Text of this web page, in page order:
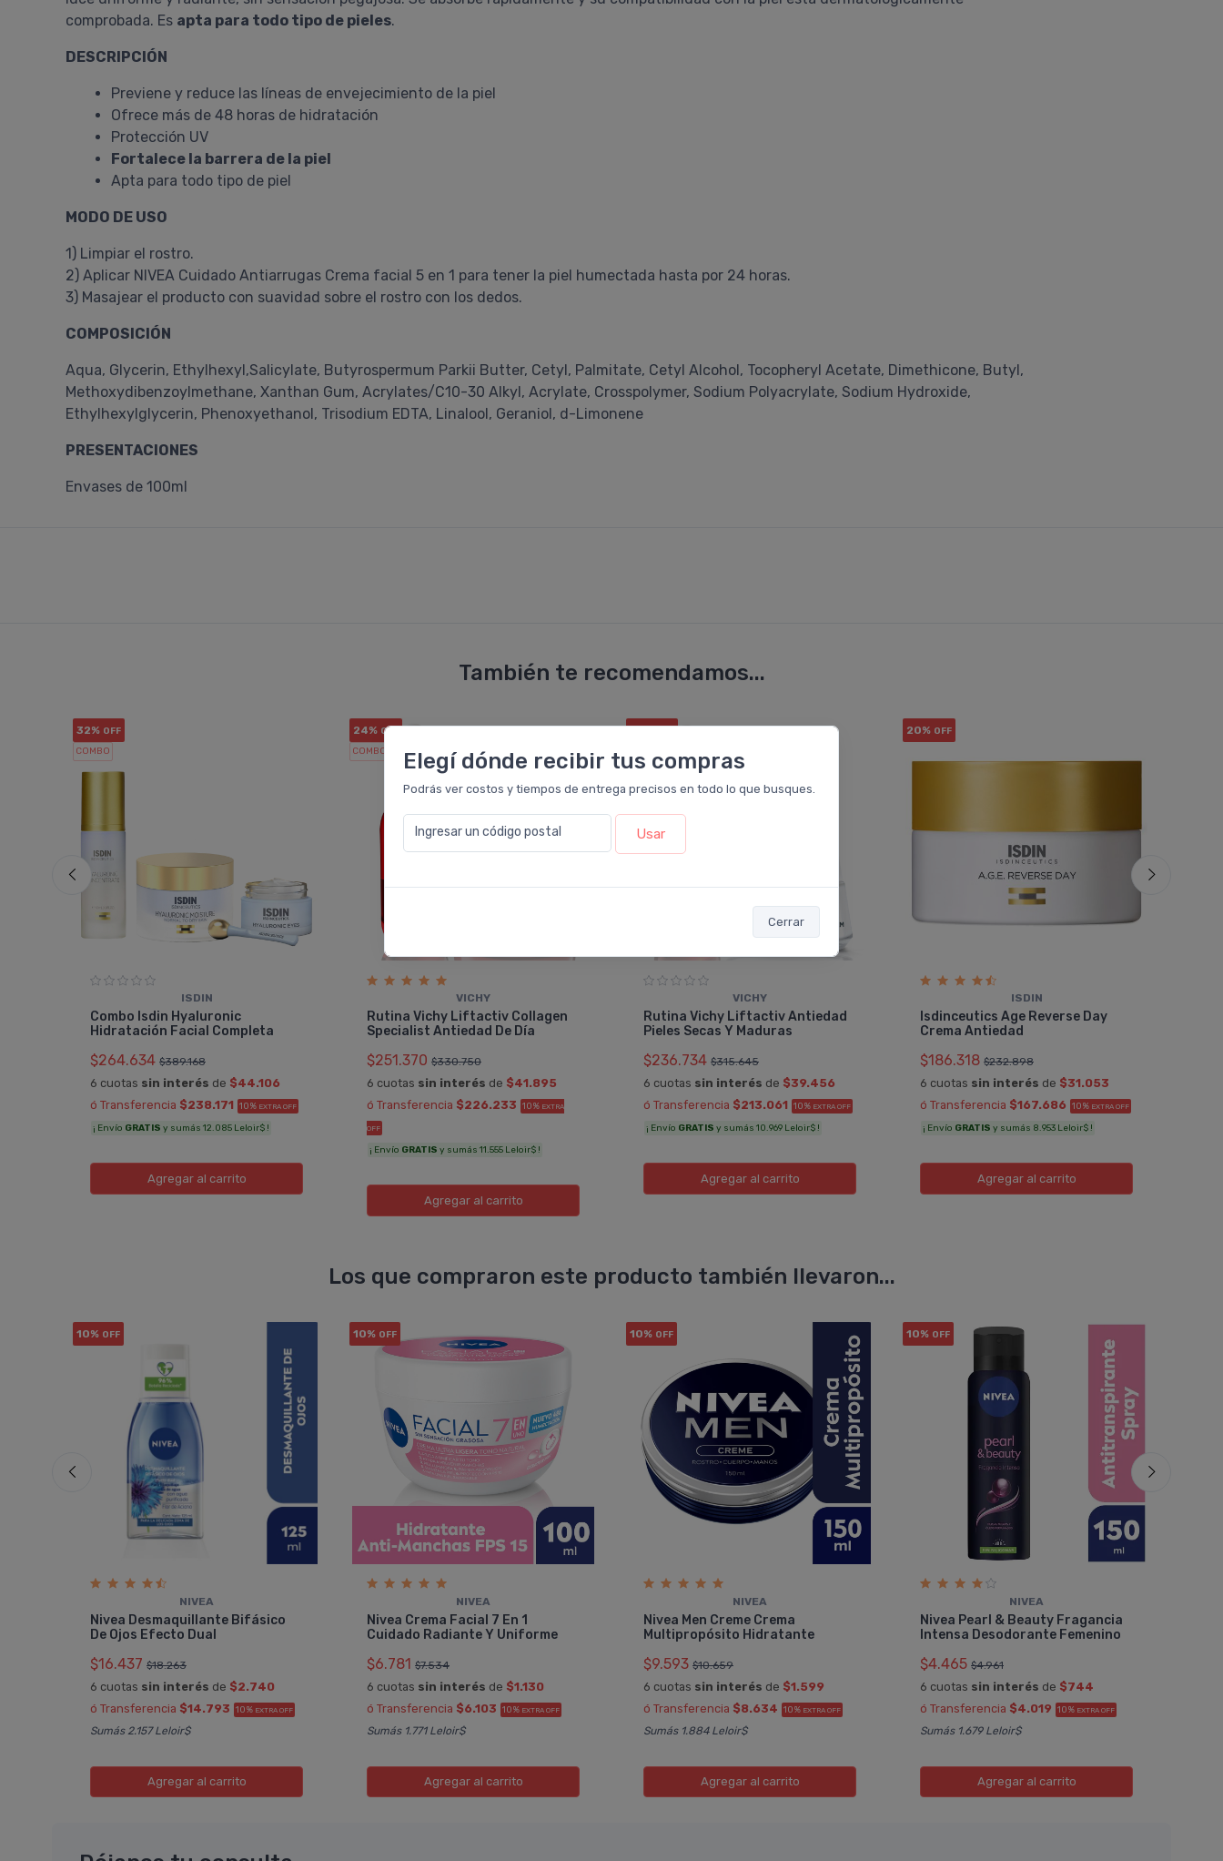
Elegí dónde recibir tus compras
Podrás ver costos y tiempos de entrega precisos en todo lo que busques.
Ingresar un código postal Usar
Cerrar
comprobada. Es apta para todo tipo de pieles.
DESCRIPCIÓN
Previene y reduce las líneas de envejecimiento de la piel
Ofrece más de 48 horas de hidratación
Protección UV
Fortalece la barrera de la piel
Apta para todo tipo de piel
MODO DE USO
1) Limpiar el rostro.
2) Aplicar NIVEA Cuidado Antiarrugas Crema facial 5 en 1 para tener la piel humectada hasta por 24 horas.
3) Masajear el producto con suavidad sobre el rostro con los dedos.
COMPOSICIÓN
Aqua, Glycerin, Ethylhexyl,Salicylate, Butyrospermum Parkii Butter, Cetyl, Palmitate, Cetyl Alcohol, Tocopheryl Acetate, Dimethicone, Butyl,
Methoxydibenzoylmethane, Xanthan Gum, Acrylates/C10-30 Alkyl, Acrylate, Crosspolymer, Sodium Polyacrylate, Sodium Hydroxide,
Ethylhexylglycerin, Phenoxyethanol, Trisodium EDTA, Linalool, Geraniol, d-Limonene
PRESENTACIONES
Envases de 100ml
También te recomendamos...
32% OFF
COMBO
ISDIN
Combo Isdin Hyaluronic
Hidratación Facial Completa
$264.634 $389.168
6 cuotas sin interés de $44.106
ó Transferencia $238.171 10% EXTRA OFF
¡ Envío GRATIS y sumás 12.085 Leloir$ !
Agregaral carrito
24% OFF
COMBO
VICHY
Rutina Vichy Liftactiv Collagen
Specialist Antiedad De Día
$251.370 $330.750
6 cuotas sin interés de $41.895
ó Transferencia $226.233 10% EXTRA
OFF
¡ Envío GRATIS y sumás 11.555 Leloir$ !
Agregaral carrito
25%
VICHY
Rutina Vichy Liftactiv Antiedad
Pieles Secas Y Maduras
$236.734 $315.645
6 cuotas sin interés de $39.456
ó Transferencia $213.061 10% EXTRA OFF
¡ Envío GRATIS y sumás 10.969 Leloir$ !
Agregaral carrito
20% OFF
ISDIN
Isdinceutics Age Reverse Day
Crema Antiedad
$186.318 $232.898
6 cuotas sin interés de $31.053
ó Transferencia $167.686 10% EXTRA OFF
¡ Envío GRATIS y sumás 8.953 Leloir$ !
Agregaral carrito
Los que compraron este producto también llevaron...
10% OFF
NIVEA
Nivea Desmaquillante Bifásico
De Ojos Efecto Dual
$16.437 $18.263
6 cuotas sin interés de $2.740
ó Transferencia $14.793 10% EXTRA OFF
Sumás 2.157 Leloir$
Agregaral carrito
10% OFF
NIVEA
Nivea Crema Facial 7 En 1
Cuidado Radiante Y Uniforme
$6.781 $7.534
6 cuotas sin interés de $1.130
ó Transferencia $6.103 10% EXTRA OFF
Sumás 1.771 Leloir$
Agregaral carrito
10% OFF
NIVEA
Nivea Men Creme Crema
Multipropósito Hidratante
$9.593 $10.659
6 cuotas sin interés de $1.599
ó Transferencia $8.634 10% EXTRA OFF
Sumás 1.884 Leloir$
Agregaral carrito
10% OFF
NIVEA
Nivea Pearl & Beauty Fragancia
Intensa Desodorante Femenino
$4.465 $4.961
6 cuotas sin interés de $744
ó Transferencia $4.019 10% EXTRA OFF
Sumás 1.679 Leloir$
Agregaral carrito